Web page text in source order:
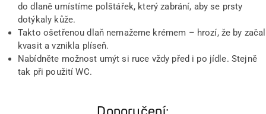
do dlaně umístíme polštářek, který zabrání, aby se prsty
dotýkaly kůže.
Takto ošetřenou dlaň nemažeme krémem – hrozí, že by začal
kvasit a vznikla plíseň.
Nabídněte možnost umýt si ruce vždy před i po jídle. Stejně
tak při použití WC.